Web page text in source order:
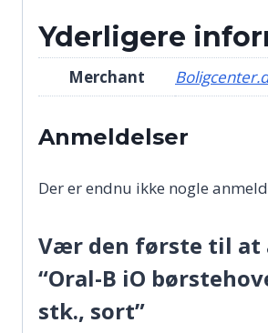
Yderligere
Merchant
Anmeldelser
Der er endnu ikke nogle
Vær den første til at
“Oral-B iO
stk., sort”